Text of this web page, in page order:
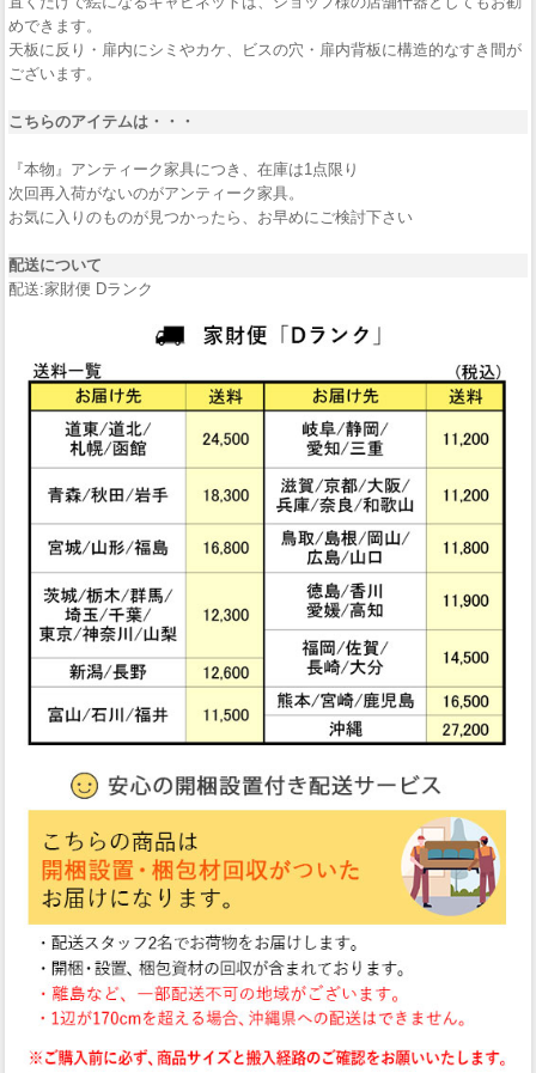
めできます。
天板に反り・扉内にシミやカケ、ビスの穴・扉内背板に構造的なすき間が
ございます。
こちらのアイテムは・・・
『本物』アンティーク家具につき、在庫は1点限り
次回再入荷がないのがアンティーク家具。
お気に入りのものが見つかったら、お早めにご検討下さい
配送について
配送:家財便 Dランク